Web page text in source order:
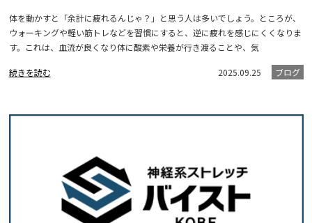
体を動かすと「余計に疲れるんじゃ？」と思う人は多いでしょう。ところが、
ウォーキングや軽い筋トレなどを習慣にすると、逆に疲れを感じにくくなりま
す。これは、血流が良くなり体に酸素や栄養が行き渡ることや、気
続きを読む 2025.09.25 ブログ